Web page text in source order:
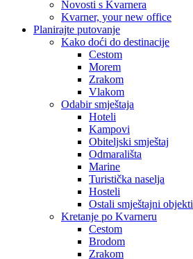
Novosti s Kvarnera
Kvarner, your new office
Planirajte putovanje
Kako doći do destinacije
Cestom
Morem
Zrakom
Vlakom
Odabir smještaja
Hoteli
Kampovi
Obiteljski smještaj
Odmarališta
Marine
Turistička naselja
Hosteli
Ostali smještajni objekti
Kretanje po Kvarneru
Cestom
Brodom
Zrakom